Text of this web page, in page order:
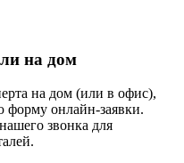
на дом
на дом (или в офис),
форму онлайн-заявки.
звонка для